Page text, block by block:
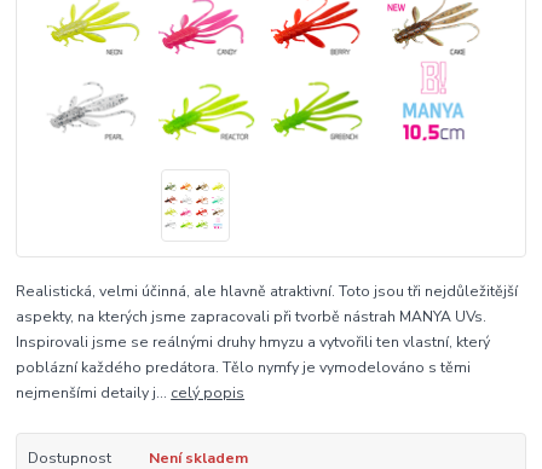
Realistická, velmi účinná, ale hlavně atraktivní. Toto jsou tři nejdůležitější
aspekty, na kterých jsme zapracovali při tvorbě nástrah MANYA UVs.
Inspirovali jsme se reálnými druhy hmyzu a vytvořili ten vlastní, který
poblázní každého predátora. Tělo nymfy je vymodelováno s těmi
nejmenšími detaily j... celý popis
Dostupnost Není skladem